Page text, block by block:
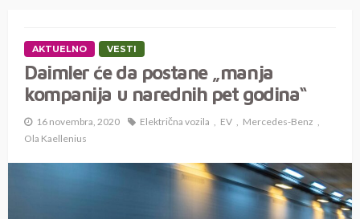
AKTUELNO VESTI
Daimler će da postane „manja
kompanija u narednih pet godina“
16 novembra, 2020 Električna vozila EV
Mercedes-Benz
Ola Kaellenius